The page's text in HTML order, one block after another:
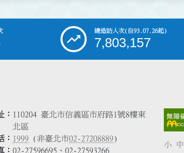
總造訪人次(自93.07.26起)
7,803,157
110204 臺北市信義區市府路1號8樓東
北區
1999 (非臺北市02-27208889)
02-27596695、02-27593266
小 中